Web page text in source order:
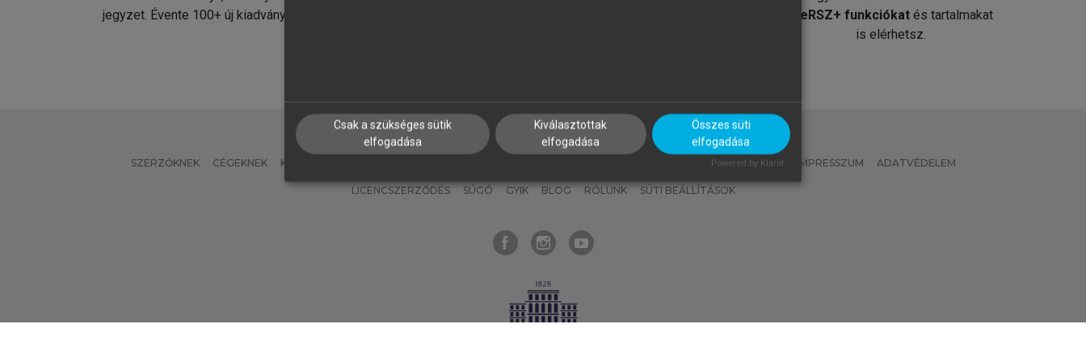
jegyzet. Évente 100+ új kiadvány.
MeRSZ+ funkciókat és tartalmakat
is elérhetsz.
SZERZŐKNEK CÉGEKNEK KÖNYVTÁROSOKNAK MI – ÁLTALÁNOS IRÁNYELVEK IMPRESSZUM ADATVÉDELEM
LICENCSZERZŐDÉS SÚGÓ GYIK BLOG RÓLUNK SÜTI BEÁLLÍTÁSOK
Csak a szükséges sütik
elfogadása
Kiválasztottak
elfogadása
Összes süti
elfogadása
Powered by Klaro!